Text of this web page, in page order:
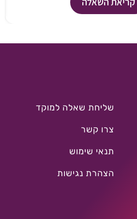
שליחת שאלה למוקד
צרו קשר
תנאי שימוש
הצהרת נגישות